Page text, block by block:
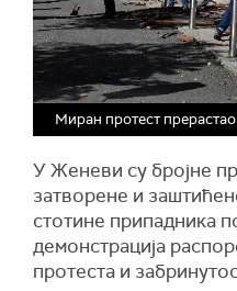
Миран протест
У Женеви су бројне
затворене и
стотине припадника
демонстрација
протеста и